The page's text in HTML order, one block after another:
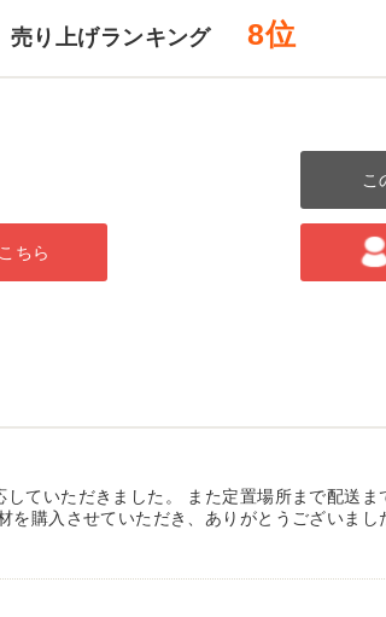
売り上げランキング 8位
こ
ちら
ていただきました。 また定置場所まで配送ま
購入させていただき、ありがとうございまし